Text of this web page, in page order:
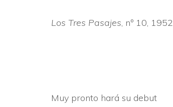
Los Tres Pasajes, nº 10, 1952
Muy pronto hará su debut